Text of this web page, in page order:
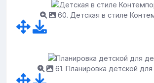
60. Детская в стиле
61. Планировка детской